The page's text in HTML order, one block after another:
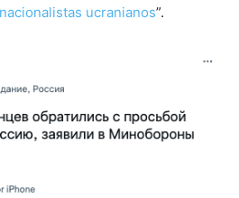
ucranianos”.